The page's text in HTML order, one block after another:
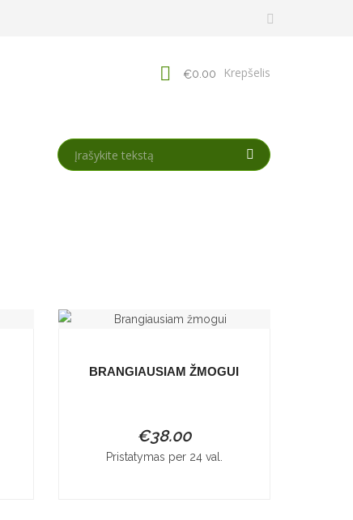
€0.00 Krepšelis
BRANGIAUSIAM ŽMOGUI
€38.00
Pristatymas per 24 val.